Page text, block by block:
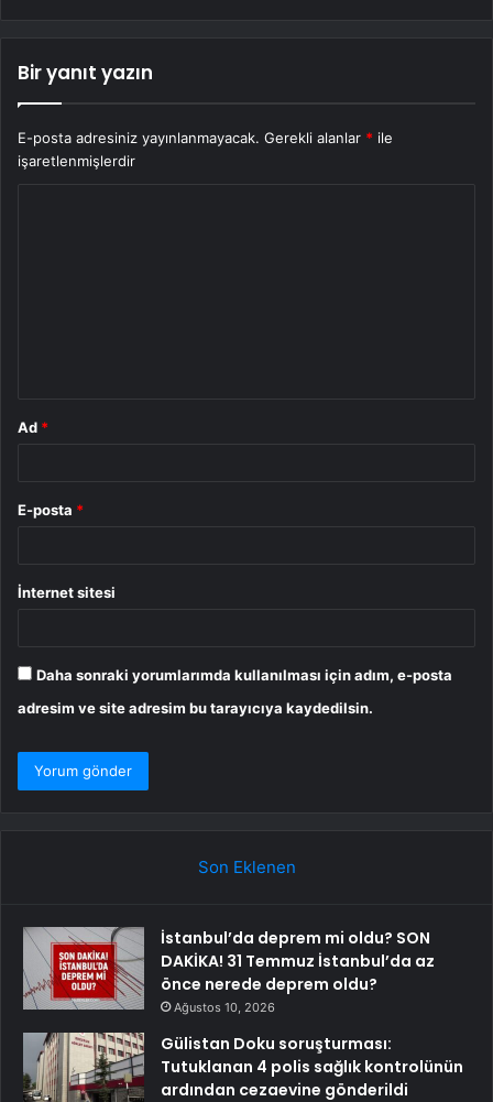
Bir yanıt yazın
E-posta adresiniz yayınlanmayacak. Gerekli alanlar * ile
işaretlenmişlerdir
Ad *
E-posta *
İnternet sitesi
Daha sonraki yorumlarımda kullanılması için adım, e-posta
adresim ve site adresim bu tarayıcıya kaydedilsin.
Son Eklenen
İstanbul’da deprem mi oldu? SON
DAKİKA! 31 Temmuz İstanbul’da az
önce nerede deprem oldu?
Ağustos 10, 2026
Gülistan Doku soruşturması:
Tutuklanan 4 polis sağlık kontrolünün
ardından cezaevine gönderildi